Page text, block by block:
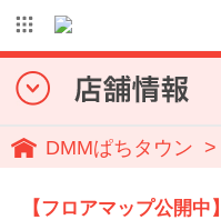
DMMぱちタウン
【フロアマップ公開中】